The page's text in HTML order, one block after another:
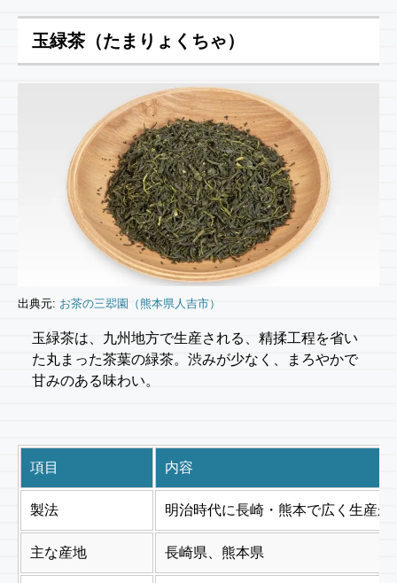
玉緑茶（たまりょくちゃ）
出典元: お茶の三翆園（熊本県人吉市）
玉緑茶は、九州地方で生産される、精揉工程を省い
た丸まった茶葉の緑茶。渋みが少なく、まろやかで
甘みのある味わい。
項目 内容
製法 明治時代に長崎・熊本で広く生産
主な産地 長崎県、熊本県